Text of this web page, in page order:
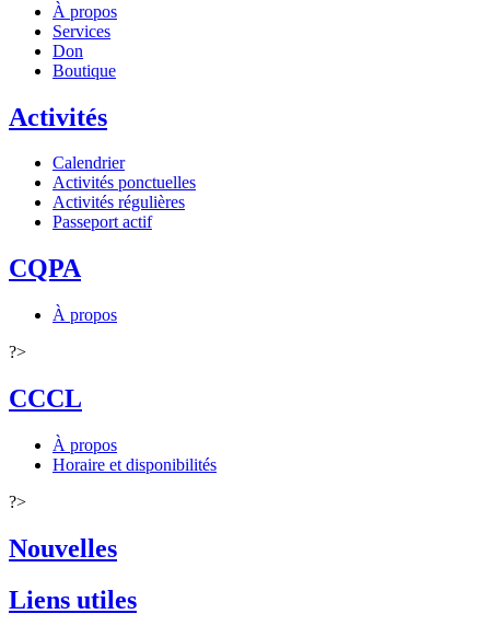
À propos
Services
Don
Boutique
Activités
Calendrier
Activités ponctuelles
Activités régulières
Passeport actif
CQPA
À propos
?>
CCCL
À propos
Horaire et disponibilités
?>
Nouvelles
Liens utiles